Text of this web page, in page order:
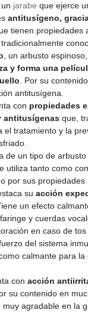
jarabe que ejerce
antitusígeno,
tienen propiedades
, un arbusto
y forma una
. Por su
antitusígena.
con propiedades
antitusígenas que,
el tratamiento y la
de un tipo de
utiliza tanto como
por sus propiedades
su acción
un efecto
y cuerdas
en caso de tos
del sistema
calmante para la
con acción
su contenido en
muy agradable en la